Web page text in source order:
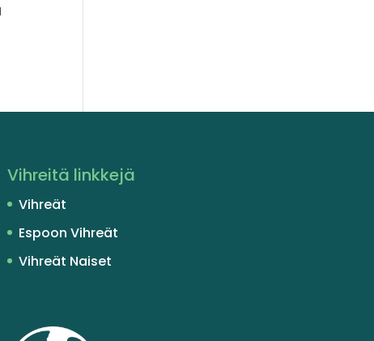
Vihreitä linkkejä
Vihreät
Espoon Vihreät
Vihreät Naiset